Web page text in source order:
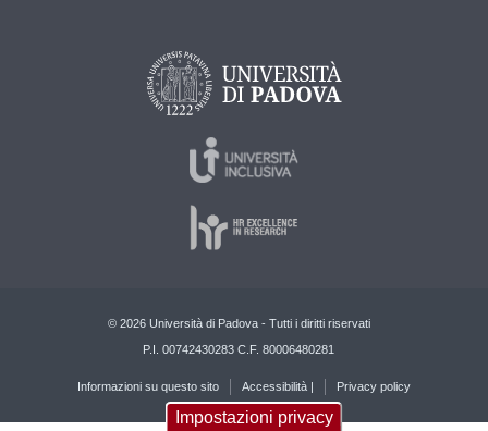
© 2026 Università di Padova - Tutti i diritti riservati
P.I. 00742430283 C.F. 80006480281
Informazioni su questo sito Accessibilità | Privacy policy
Impostazioni privacy